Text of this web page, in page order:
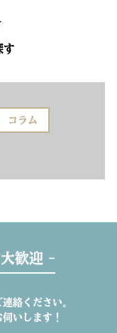
す
コラム
歓迎 -
絡ください。
いします！